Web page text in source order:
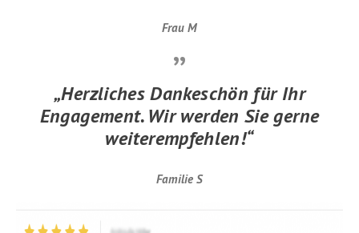
Frau M
„Herzliches Dankeschön für Ihr
Engagement. Wir werden Sie gerne
weiterempfehlen!“
Familie S